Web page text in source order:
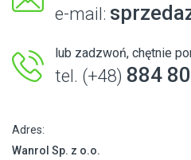
e-mail:
lub zadzwoń, chętnie
tel. (+48) 884
Adres:
Wanrol Sp. z o.o.